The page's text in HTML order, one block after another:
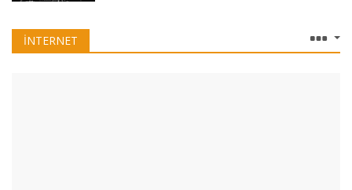
İNTERNET